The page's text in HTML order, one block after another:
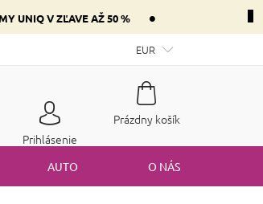
UNIQ V ZĽAVE AŽ 50 % •
srdca Mám darčekový poukaz
EUR
Prihlásenie
Nákupný
Prázdny košík
AUTO O NÁS